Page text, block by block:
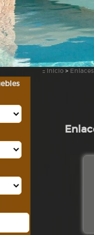
:: Inicio > Enlaces